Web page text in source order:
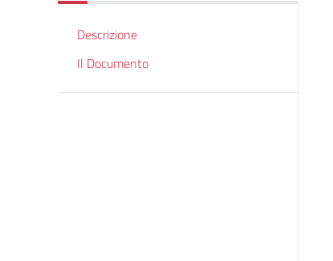
Descrizione
Il Documento